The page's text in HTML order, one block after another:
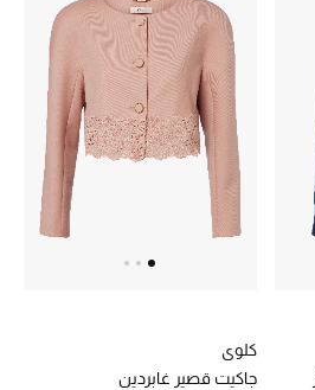
كلوي
جاكيت قصير غابردين